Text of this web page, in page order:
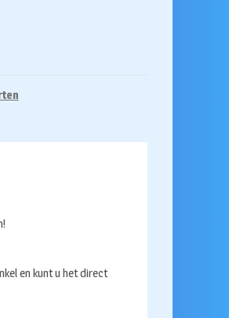
en kunt u het direct